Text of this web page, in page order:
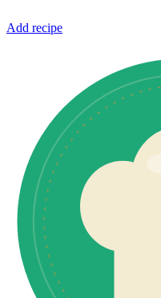
Add recipe